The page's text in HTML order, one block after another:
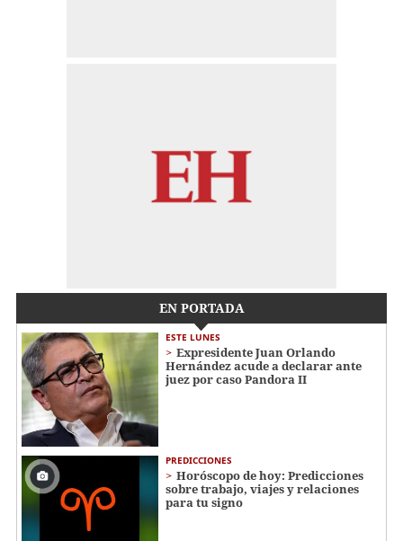
EN PORTADA
ESTE LUNES
Expresidente Juan Orlando
Hernández acude a declarar ante
juez por caso Pandora II
PREDICCIONES
Horóscopo de hoy: Predicciones
sobre trabajo, viajes y relaciones
para tu signo